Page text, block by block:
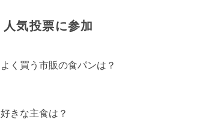
人気投票に参加
よく買う市販の食パンは？
好きな主食は？